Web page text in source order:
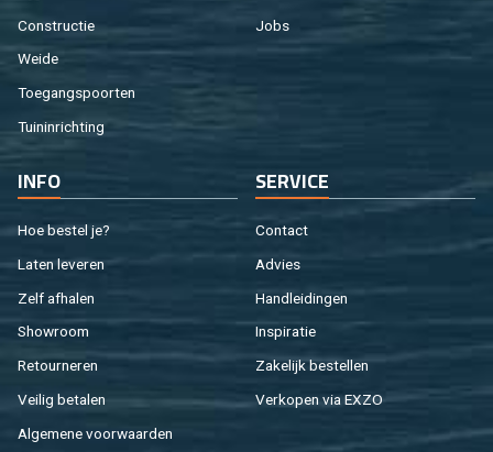
Con­struc­tie
Weide
Toe­gangs­poor­ten
Tuin­in­rich­ting
Jobs
INFO
Hoe be­stel je?
Laten le­ve­ren
Zelf af­ha­len
Show­room
Re­tour­ne­ren
Vei­lig be­ta­len
Al­ge­me­ne voor­waar­den
SER­VI­CE
Con­tact
Ad­vies
Hand­lei­din­gen
In­spi­ra­tie
Za­ke­lijk be­stel­len
Ver­ko­pen via EXZO